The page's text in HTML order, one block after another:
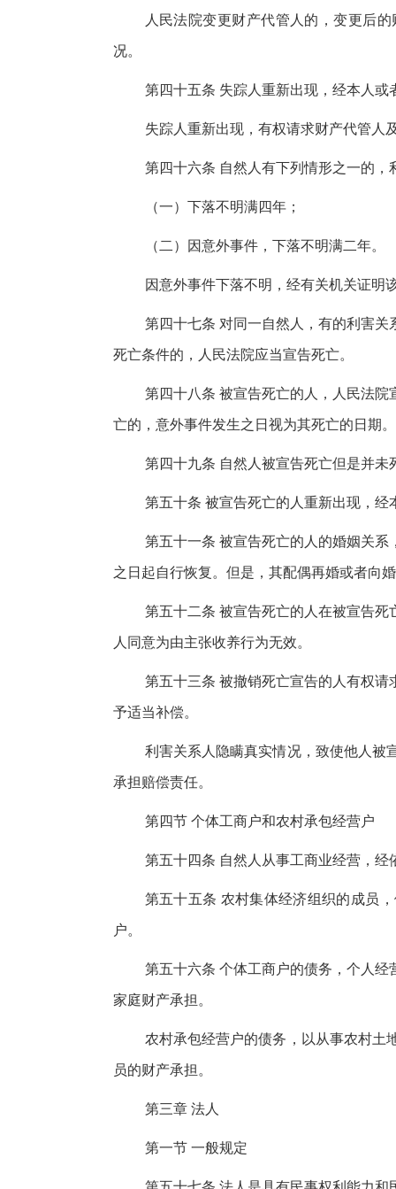
人民法院变更财产代管人的，变更后
况。
第四十五条 失踪人重新出现，经本人
失踪人重新出现，有权请求财产代管人
第四十六条 自然人有下列情形之一的
（一）下落不明满四年；
（二）因意外事件，下落不明满二年。
因意外事件下落不明，经有关机关证明
第四十七条 对同一自然人，有的利害
死亡条件的，人民法院应当宣告死亡。
第四十八条 被宣告死亡的人，人民法
亡的，意外事件发生之日视为其死亡的日期。
第四十九条 自然人被宣告死亡但是并
第五十条 被宣告死亡的人重新出现，
第五十一条 被宣告死亡的人的婚姻关
之日起自行恢复。但是，其配偶再婚或者向
第五十二条 被宣告死亡的人在被宣告
人同意为由主张收养行为无效。
第五十三条 被撤销死亡宣告的人有权
予适当补偿。
利害关系人隐瞒真实情况，致使他人被
承担赔偿责任。
第四节 个体工商户和农村承包经营户
第五十四条 自然人从事工商业经营，
第五十五条 农村集体经济组织的成员
户。
第五十六条 个体工商户的债务，个人
家庭财产承担。
农村承包经营户的债务，以从事农村土
员的财产承担。
第三章 法人
第一节 一般规定